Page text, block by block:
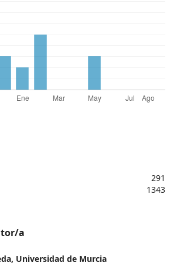
291
1343
a
Universidad de Murcia